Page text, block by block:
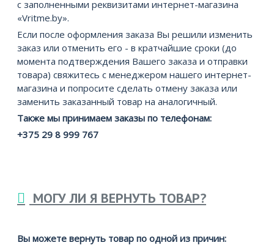
с заполненными реквизитами интернет-магазина
«Vritme.by».
Если после оформления заказа Вы решили изменить
заказ или отменить его - в кратчайшие сроки (до
момента подтверждения Вашего заказа и отправки
товара) свяжитесь с менеджером нашего интернет-
магазина и попросите сделать отмену заказа или
заменить заказанный товар на аналогичный.
Также мы принимаем заказы по телефонам:
+375 29 8 999 767
МОГУ ЛИ Я ВЕРНУТЬ ТОВАР?
Вы можете вернуть товар по одной из причин: